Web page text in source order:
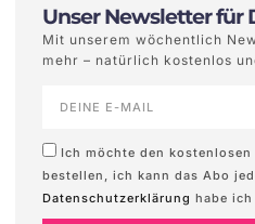
Unser Newsletter für
Mit unserem wöchentlich
mehr – natürlich kostenlos
Ich möchte den
bestellen, ich kann das Abo
Datenschutzerklärung habe